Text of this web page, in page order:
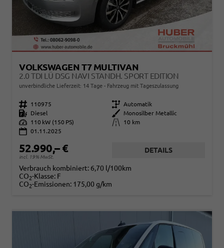
VOLKSWAGEN T7 MULTIVAN
2.0 TDI LÜ DSG NAVI STANDH. SPORT EDITION
unverbindliche Lieferzeit: 14 Tage Fahrzeug mit Tageszulassung
Fahrzeugnr. 110975 Getriebe Automatik
Kraftstoff
Diesel Außenfarbe
Monosilber Metallic
Leistung
110 kW (150 PS) Kilometerstand
10 km
01.11.2025
52.990,– €
incl. 19% MwSt.
DETAILS
Verbrauch kombiniert: 6,70 l/100km
CO2-Klasse: F
CO2-Emissionen: 175,00 g/km